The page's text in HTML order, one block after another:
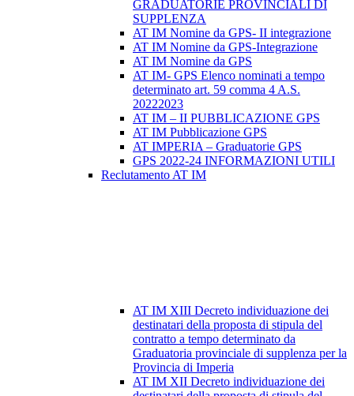
GRADUATORIE PROVINCIALI DI
SUPPLENZA
AT IM Nomine da GPS- II integrazione
AT IM Nomine da GPS-Integrazione
AT IM Nomine da GPS
AT IM- GPS Elenco nominati a tempo
determinato art. 59 comma 4 A.S.
20222023
AT IM – II PUBBLICAZIONE GPS
AT IM Pubblicazione GPS
AT IMPERIA – Graduatorie GPS
GPS 2022-24 INFORMAZIONI UTILI
Reclutamento AT IM
AT IM XIII Decreto individuazione dei
destinatari della proposta di stipula del
contratto a tempo determinato da
Graduatoria provinciale di supplenza per la
Provincia di Imperia
AT IM XII Decreto individuazione dei